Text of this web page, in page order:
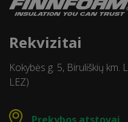
Rekvizitai
Kokybės g. 5, Biruliškių
LEZ)